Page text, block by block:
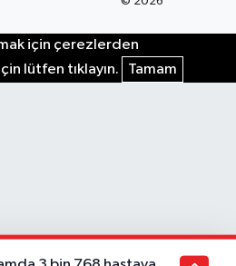
için çerezlerden
lütfen tıklayın.
Tamam